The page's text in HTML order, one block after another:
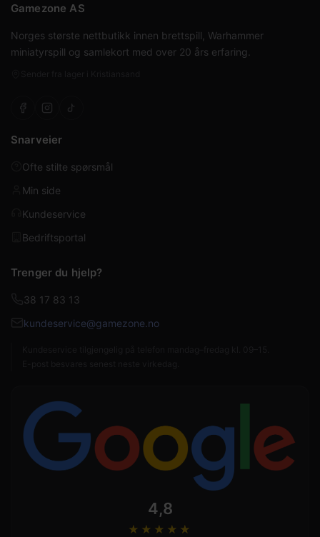
Gamezone AS
Norges største nettbutikk innen brettspill, Warhammer
miniatyrspill og samlekort med over 20 års erfaring.
Snarveier
Ofte stilte spørsmål
Min side
Kundeservice
Bedriftsportal
Trenger du hjelp?
38 17 83 13
kundeservice@gamezone.no
4,8
★★★★ ★